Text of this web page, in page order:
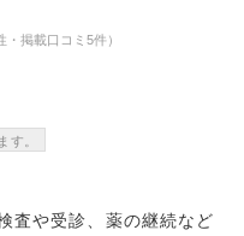
掲載口コミ5件）
す。
査や受診、薬の継続など